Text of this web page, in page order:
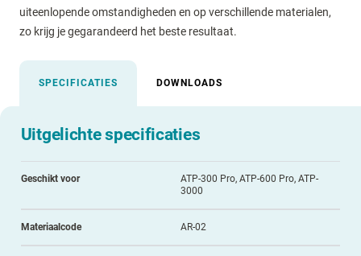
uiteenlopende omstandigheden en op verschillende materialen,
zo krijg je gegarandeerd het beste resultaat.
SPECIFICATIES DOWNLOADS
Uitgelichte specificaties
Geschikt voor
ATP-300 Pro, ATP-600 Pro, ATP-
3000
Materiaalcode AR-02